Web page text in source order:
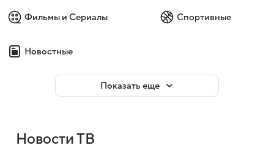
Фильмы и Сериалы Спортивные
Новостные
Показать еще
Новости ТВ